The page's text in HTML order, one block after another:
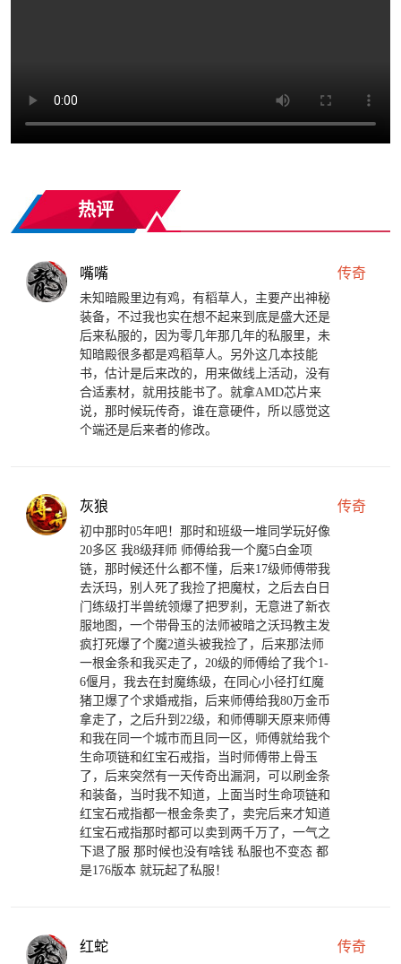
热评
嘴嘴 传奇
未知暗殿里边有鸡，有稻草人，主要产出神秘
装备，不过我也实在想不起来到底是盛大还是
后来私服的，因为零几年那几年的私服里，未
知暗殿很多都是鸡稻草人。另外这几本技能
书，估计是后来改的，用来做线上活动，没有
合适素材，就用技能书了。就拿AMD芯片来
说，那时候玩传奇，谁在意硬件，所以感觉这
个端还是后来者的修改。
灰狼 传奇
初中那时05年吧！那时和班级一堆同学玩好像
20多区 我8级拜师 师傅给我一个魔5白金项
链，那时候还什么都不懂，后来17级师傅带我
去沃玛，别人死了我捡了把魔杖，之后去白日
门练级打半兽统领爆了把罗刹，无意进了新衣
服地图，一个带骨玉的法师被暗之沃玛教主发
疯打死爆了个魔2道头被我捡了，后来那法师
一根金条和我买走了，20级的师傅给了我个1-
6偃月，我去在封魔练级，在同心小径打红魔
猪卫爆了个求婚戒指，后来师傅给我80万金币
拿走了，之后升到22级，和师傅聊天原来师傅
和我在同一个城市而且同一区，师傅就给我个
生命项链和红宝石戒指，当时师傅带上骨玉
了，后来突然有一天传奇出漏洞，可以刷金条
和装备，当时我不知道，上面当时生命项链和
红宝石戒指都一根金条卖了，卖完后来才知道
红宝石戒指那时都可以卖到两千万了，一气之
下退了服 那时候也没有啥钱 私服也不变态 都
是176版本 就玩起了私服！
红蛇 传奇